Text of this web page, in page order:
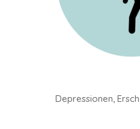
Depressionen,